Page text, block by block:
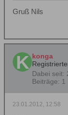
Gruß Nils
konga
Dabei seit:
Beiträge: 1
23.01.2012, 12:58